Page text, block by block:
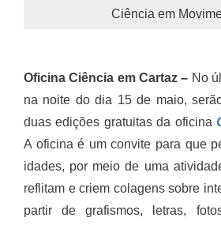
Ciência em
Oficina Ciência em Cartaz – No
na noite do dia 15 de maio,
duas edições gratuitas da oficina
A oficina é um convite para que
idades, por meio de uma
reflitam e criem colagens sobre
partir de grafismos, letras,